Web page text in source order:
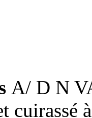
A/ D N